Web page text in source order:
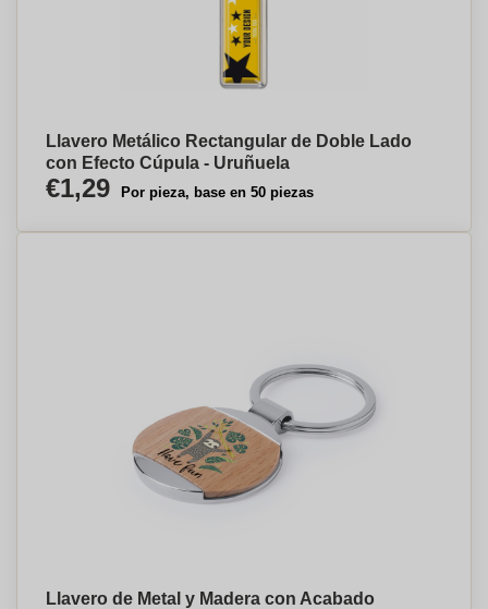
Llavero Metálico Rectangular de Doble Lado
con Efecto Cúpula - Uruñuela
€1,29 Por pieza, base en 50 piezas
Llavero de Metal y Madera con Acabado